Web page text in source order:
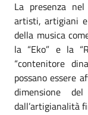
La presenza
artisti, artigiani
della musica
la “Eko” e la
“contenitore
possano essere
dimensione
dall’artigianalità